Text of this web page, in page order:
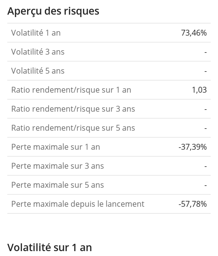
Aperçu des risques
Volatilité 1 an
73,46%
Volatilité 3 ans
-
Volatilité 5 ans
-
Ratio rendement/risque sur 1 an
1,03
Ratio rendement/risque sur 3 ans
-
Ratio rendement/risque sur 5 ans
-
Perte maximale sur 1 an
-37,39%
Perte maximale sur 3 ans
-
Perte maximale sur 5 ans
-
Perte maximale depuis le lancement
-57,78%
Volatilité sur 1 an